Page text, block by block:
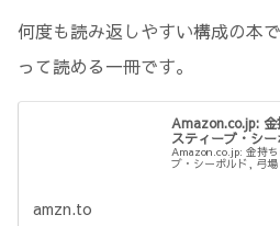
何度も読み返しやすい構成の本
って読める一冊です。
Amazon.co.jp: 金
スティーブ・シ
Amazon.co.jp: 金持
ブ・シーボルド, 弓
amzn.to